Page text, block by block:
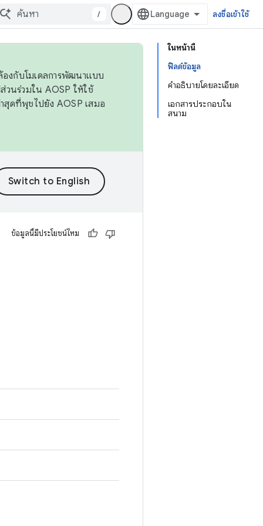
/ ลงชื่อเข้าใช้
ในหน้านี้
ฟิลด์ข้อมูล
คำอธิบายโดยละเอียด
เอกสารประกอบใน
สนาม
องกับโมเดลการพัฒนาแบบ
วนร่วมใน AOSP ให้ใช้
สุดที่พุชไปยัง AOSP เสมอ
ข้อมูลนี้มีประโยชน์ไหม